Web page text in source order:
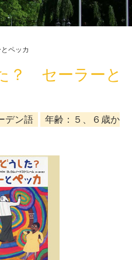
ペッカ
？ セーラーと
デン語
年齢：５、６歳か